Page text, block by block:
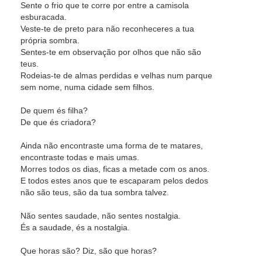
Sente o frio que te corre por entre a camisola
esburacada.
Veste-te de preto para não reconheceres a tua
própria sombra.
Sentes-te em observação por olhos que não são
teus.
Rodeias-te de almas perdidas e velhas num parque
sem nome, numa cidade sem filhos.
De quem és filha?
De que és criadora?
Ainda não encontraste uma forma de te matares,
encontraste todas e mais umas.
Morres todos os dias, ficas a metade com os anos.
E todos estes anos que te escaparam pelos dedos
não são teus, são da tua sombra talvez.
Não sentes saudade, não sentes nostalgia.
És a saudade, és a nostalgia.
Que horas são? Diz, são que horas?